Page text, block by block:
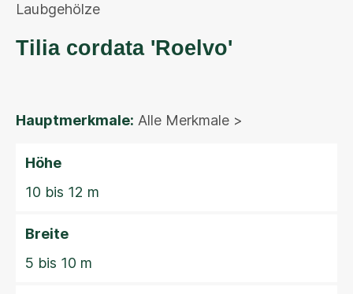
Laubgehölze
Tilia cordata 'Roelvo'
Hauptmerkmale: Alle Merkmale >
Höhe
10 bis 12 m
Breite
5 bis 10 m